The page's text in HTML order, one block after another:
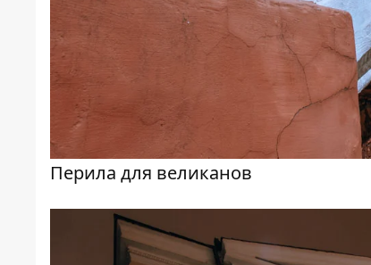
Перила для великанов